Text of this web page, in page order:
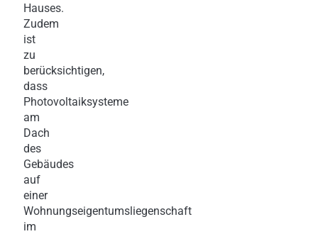
Hauses.
Zudem
ist
zu
berücksichtigen,
dass
Photovoltaiksysteme
am
Dach
des
Gebäudes
auf
einer
Wohnungseigentumsliegenschaft
im